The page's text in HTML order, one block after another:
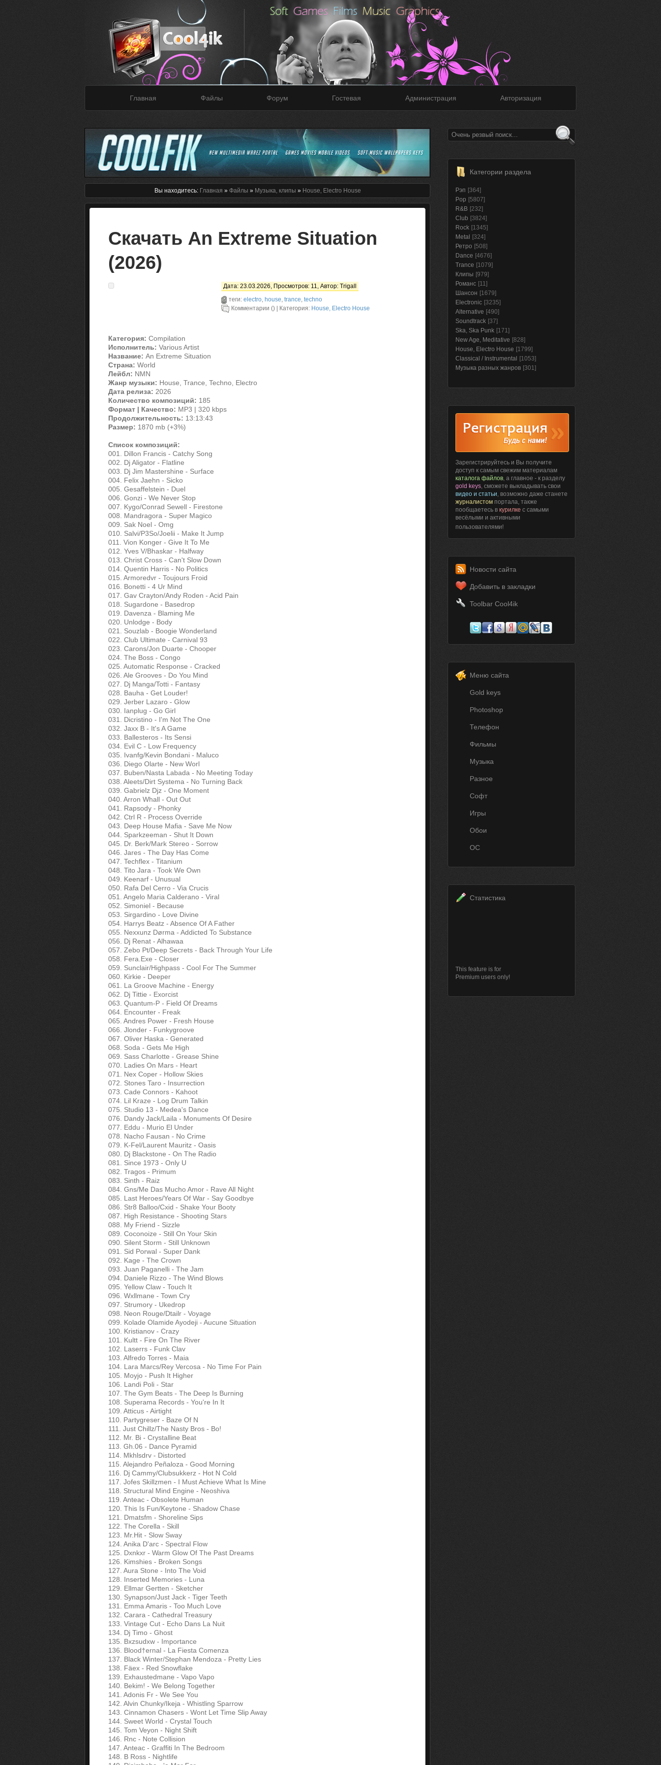
Главная Файлы Форум Гостевая Администрация Авторизация
Вы находитесь: Главная » Файлы » Музыка, клипы » House, Electro House
Скачать An Extreme Situation
(2026)
Дата: 23.03.2026, Просмотров: 11, Автор: Trigall
теги: electro, house, trance, techno
Комментарии () | Категория: House, Electro House
Категория: Compilation
Исполнитель: Various Artist
Название: An Extreme Situation
Страна: World
Лейбл: NMN
Жанр музыки: House, Trance, Techno, Electro
Дата релиза: 2026
Количество композиций: 185
Формат | Качество: MP3 | 320 kbps
Продолжительность: 13:13:43
Размер: 1870 mb (+3%)
Список композиций:
001. Dillon Francis - Catchy Song
002. Dj Aligator - Flatline
003. Dj Jim Mastershine - Surface
004. Felix Jaehn - Sicko
005. Gesaffelstein - Duel
006. Gonzi - We Never Stop
007. Kygo/Conrad Sewell - Firestone
008. Mandragora - Super Magico
009. Sak Noel - Omg
010. Salvi/P3So/Joelii - Make It Jump
011. Vion Konger - Give It To Me
012. Yves V/Bhaskar - Halfway
013. Christ Cross - Can't Slow Down
014. Quentin Harris - No Politics
015. Armoredvr - Toujours Froid
016. Bonetti - 4 Ur Mind
017. Gav Crayton/Andy Roden - Acid Pain
018. Sugardone - Basedrop
019. Davenza - Blaming Me
020. Unlodge - Body
021. Souzlab - Boogie Wonderland
022. Club Ultimate - Carnival 93
023. Carons/Jon Duarte - Chooper
024. The Boss - Congo
025. Automatic Response - Cracked
026. Ale Grooves - Do You Mind
027. Dj Manga/Totti - Fantasy
028. Bauha - Get Louder!
029. Jerber Lazaro - Glow
030. Ianplug - Go Girl
031. Dicristino - I'm Not The One
032. Jaxx B - It's A Game
033. Ballesteros - Its Sensi
034. Evil C - Low Frequency
035. Ivanfg/Kevin Bondani - Maluco
036. Diego Olarte - New Worl
037. Buben/Nasta Labada - No Meeting Today
038. Aleets/Dirt Systema - No Turning Back
039. Gabrielz Djz - One Moment
040. Arron Whall - Out Out
041. Rapsody - Phonky
042. Ctrl R - Process Override
043. Deep House Mafia - Save Me Now
044. Sparkzeeman - Shut It Down
045. Dr. Berk/Mark Stereo - Sorrow
046. Jares - The Day Has Come
047. Techflex - Titanium
048. Tito Jara - Took We Own
049. Keenarf - Unusual
050. Rafa Del Cerro - Via Crucis
051. Angelo Maria Calderano - Viral
052. Simoniel - Because
053. Sirgardino - Love Divine
054. Harrys Beatz - Absence Of A Father
055. Nexxunz Dørma - Addicted To Substance
056. Dj Renat - Alhawaa
057. Zebo Pt/Deep Secrets - Back Through Your Life
058. Fera.Exe - Closer
059. Sunclair/Highpass - Cool For The Summer
060. Kirkie - Deeper
061. La Groove Machine - Energy
062. Dj Tittie - Exorcist
063. Quantum-P - Field Of Dreams
064. Encounter - Freak
065. Andres Power - Fresh House
066. Jlonder - Funkygroove
067. Oliver Haska - Generated
068. Soda - Gets Me High
069. Sass Charlotte - Grease Shine
070. Ladies On Mars - Heart
071. Nex Coper - Hollow Skies
072. Stones Taro - Insurrection
073. Cade Connors - Kahoot
074. Lil Kraze - Log Drum Talkin
075. Studio 13 - Medea's Dance
076. Dandy Jack/Laila - Monuments Of Desire
077. Eddu - Murio El Under
078. Nacho Fausan - No Crime
079. K-Fel/Laurent Mauritz - Oasis
080. Dj Blackstone - On The Radio
081. Since 1973 - Only U
082. Tragos - Primum
083. Sinth - Raiz
084. Gns/Me Das Mucho Amor - Rave All Night
085. Last Heroes/Years Of War - Say Goodbye
086. Str8 Balloo/Cxіd - Shake Your Booty
087. High Resistance - Shooting Stars
088. My Friend - Sizzle
089. Coconoize - Still On Your Skin
090. Silent Storm - Still Unknown
091. Sid Porwal - Super Dank
092. Kage - The Crown
093. Juan Paganelli - The Jam
094. Daniele Rizzo - The Wind Blows
095. Yellow Claw - Touch It
096. Wxllmane - Town Cry
097. Strumory - Ukedrop
098. Neon Rouge/Dtailr - Voyage
099. Kolade Olamide Ayodeji - Aucune Situation
100. Kristianov - Crazy
101. Kultt - Fire On The River
102. Laserrs - Funk Clav
103. Alfredo Torres - Maia
104. Lara Marcs/Rey Vercosa - No Time For Pain
105. Moyjo - Push It Higher
106. Landi Poli - Star
107. The Gym Beats - The Deep Is Burning
108. Superama Records - You're In It
109. Atticus - Airtight
110. Partygreser - Baze Of N
111. Just Chillz/The Nasty Bros - Bo!
112. Mr. Bi - Crystalline Beat
113. Gh.06 - Dance Pyramid
114. Mkhlsdrv - Distorted
115. Alejandro Peñaloza - Good Morning
116. Dj Cammy/Clubsukkerz - Hot N Cold
117. Jofes Skillzmen - I Must Achieve What Is Mine
118. Structural Mind Engine - Neoshiva
119. Anteac - Obsolete Human
120. This Is Fun/Keytone - Shadow Chase
121. Dmatsfm - Shoreline Sips
122. The Corella - Skill
123. Mr.Hit - Slow Sway
124. Anika D'arc - Spectral Flow
125. Dxnkxr - Warm Glow Of The Past Dreams
126. Kimshies - Broken Songs
127. Aura Stone - Into The Void
128. Inserted Memories - Luna
129. Ellmar Gertten - Sketcher
130. Synapson/Just Jack - Tiger Teeth
131. Emma Amaris - Too Much Love
132. Carara - Cathedral Treasury
133. Vintage Cut - Echo Dans La Nuit
134. Dj Timo - Ghost
135. Bxzsudxw - Importance
136. Blood†ernal - La Fiesta Comenza
137. Black Winter/Stephan Mendoza - Pretty Lies
138. Fäex - Red Snowflake
139. Exhaustedmane - Vapo Vapo
140. Bekim! - We Belong Together
141. Adonis Fr - We See You
142. Alvin Chunky/Ikeja - Whistling Sparrow
143. Cinnamon Chasers - Wont Let Time Slip Away
144. Sweet World - Crystal Touch
145. Tom Veyon - Night Shift
146. Rnc - Note Collision
147. Anteac - Graffiti In The Bedroom
148. B Ross - Nightlife
Категории раздела
Рэп [364]
Pop [5807]
R&B [232]
Club [3824]
Rock [1345]
Metal
[324]
Ретро [508]
Dance [4676]
Trance [1079]
Клипы [979]
Романс [11]
Шансон [1679]
Electronic [3235]
Alternative [490]
Soundtrack [37]
Ska, Ska Punk [171]
New Age, Meditative [828]
House, Electro House [1799]
Classical / Instrumental
[1053]
Музыка разных жанров [301]
Зарегистрируйтесь и Вы получите
доступ к самым свежим материалам
каталога файлов, а главное - к разделу
gold keys, сможете выкладывать свои
видео и статьи, возможно даже станете
журналистом портала, также
пообщаетесь в курилке с самыми
весёлыми и активными
пользователями!
Новости сайта
Добавить в закладки
Toolbar Cool4ik
Меню сайта
Gold keys
Photoshop
Телефон
Фильмы
Музыка
Разное
Софт
Игры
Обои
ОС
Статистика
This feature is for
Premium users only!